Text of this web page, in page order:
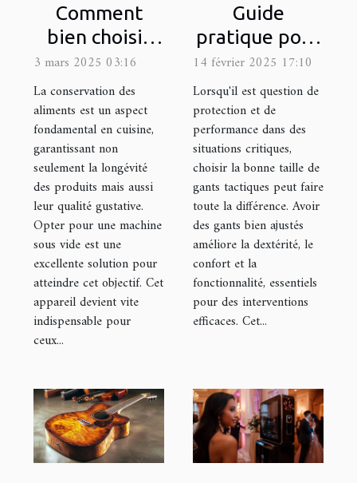
Comment
bien choisir
une machine
sous vide pour
votre cuisine
3 mars 2025 03:16
La conservation des
aliments est un aspect
fondamental en cuisine,
garantissant non
seulement la longévité
des produits mais aussi
leur qualité gustative.
Opter pour une machine
sous vide est une
excellente solution pour
atteindre cet objectif. Cet
appareil devient vite
indispensable pour
ceux...
Guide
pratique pour
choisir la taille
appropriée de
gants
tactiques
14 février 2025 17:10
Lorsqu'il est question de
protection et de
performance dans des
situations critiques,
choisir la bonne taille de
gants tactiques peut faire
toute la différence. Avoir
des gants bien ajustés
améliore la dextérité, le
confort et la
fonctionnalité, essentiels
pour des interventions
efficaces. Cet...